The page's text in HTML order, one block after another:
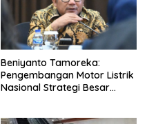
Beniyanto Tamoreka:
Pengembangan Motor Listrik
Nasional Strategi Besar